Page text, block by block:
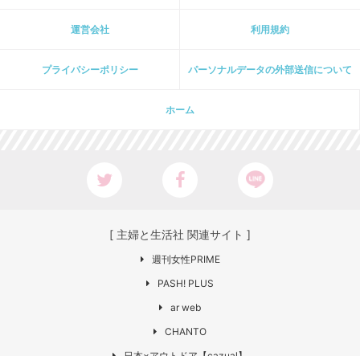
運営会社 利用規約
プライパシーポリシー パーソナルデータの外部送信について
ホーム
[ 主婦と生活社 関連サイト ]
週刊女性PRIME
PASH! PLUS
ar web
CHANTO